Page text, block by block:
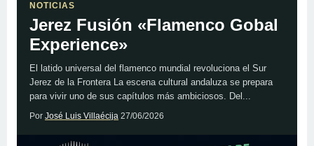
NOTICIAS
Jerez Fusión «Flamenco Gobal
Experience»
El latido universal del flamenco mundial revoluciona el Sur
Jerez de la Frontera La escena cultural andaluza se prepara
para vivir uno de sus capítulos más ambiciosos. Del...
Por José Luis Villaécija 27/06/2026